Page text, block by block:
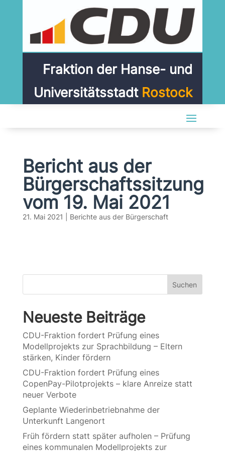
Fraktion der Hanse- und
Universitätsstadt Rostock
Bericht aus der
Bürgerschaftssitzung
vom 19. Mai 2021
21. Mai 2021 Berichte aus der Bürgerschaft
Suchen
Neueste Beiträge
CDU-Fraktion fordert Prüfung eines
Modellprojekts zur Sprachbildung – Eltern
stärken, Kinder fördern
CDU-Fraktion fordert Prüfung eines
CopenPay-Pilotprojekts – klare Anreize statt
neuer Verbote
Geplante Wiederinbetriebnahme der
Unterkunft Langenort
Früh fördern statt später aufholen – Prüfung
eines kommunalen Modellprojekts zur